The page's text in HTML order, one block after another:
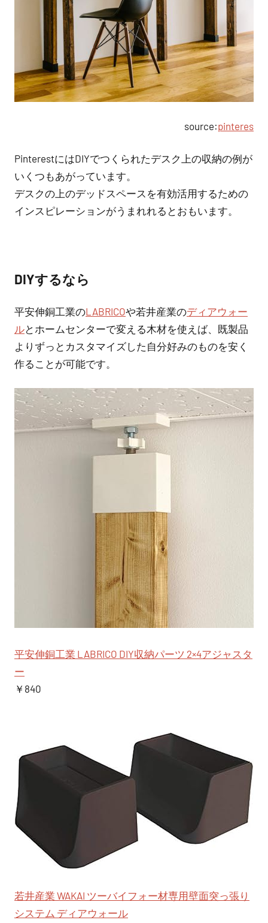
source:pinteres
PinterestにはDIYでつくられたデスク上の収納の例が
いくつもあがっています。
デスクの上のデッドスペースを有効活用するための
インスピレーションがうまれれるとおもいます。
DIYするなら
平安伸銅工業のLABRICOや若井産業のディアウォー
ルとホームセンターで変える木材を使えば、既製品
よりずっとカスタマイズした自分好みのものを安く
作ることが可能です。
平安伸銅工業 LABRICO DIY収納パーツ 2×4アジャスタ
ー
￥840
若井産業 WAKAI ツーバイフォー材専用壁面突っ張り
システム ディアウォール